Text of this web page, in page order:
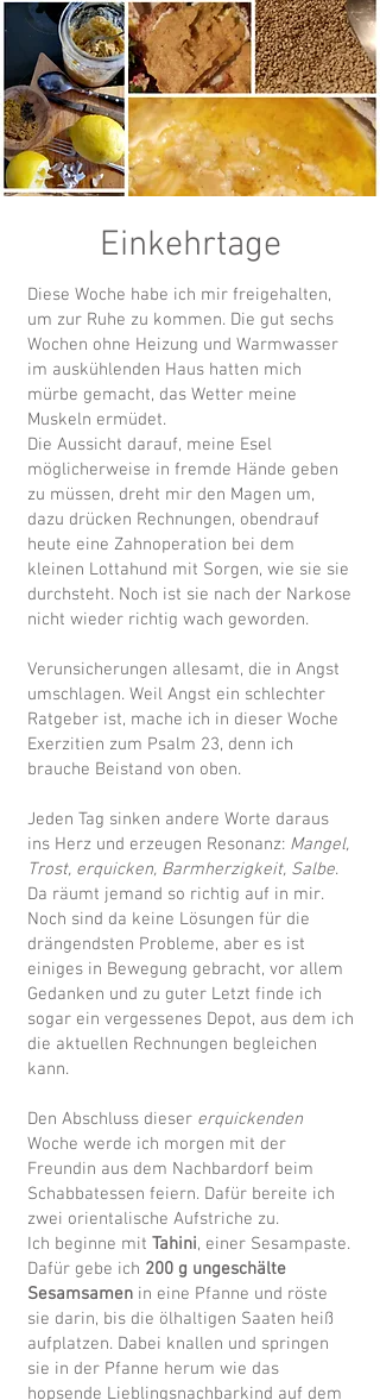
Einkehrtage
Diese Woche habe ich mir freigehalten,
um zur Ruhe zu kommen. Die gut sechs
Wochen ohne Heizung und Warmwasser
im auskühlenden Haus hatten mich
mürbe gemacht, das Wetter meine
Muskeln ermüdet.
Die Aussicht darauf, meine Esel
möglicherweise in fremde Hände geben
zu müssen, dreht mir den Magen um,
dazu drücken Rechnungen, obendrauf
heute eine Zahnoperation bei dem
kleinen Lottahund mit Sorgen, wie sie sie
durchsteht. Noch ist sie nach der Narkose
nicht wieder richtig wach geworden.
Verunsicherungen allesamt, die in Angst
umschlagen. Weil Angst ein schlechter
Ratgeber ist, mache ich in dieser Woche
Exerzitien zum Psalm 23, denn ich
brauche Beistand von oben.
Jeden Tag sinken andere Worte daraus
ins Herz und erzeugen Resonanz: Mangel,
Trost, erquicken, Barmherzigkeit, Salbe.
Da räumt jemand so richtig auf in mir.
Noch sind da keine Lösungen für die
drängendsten Probleme, aber es ist
einiges in Bewegung gebracht, vor allem
Gedanken und zu guter Letzt finde ich
sogar ein vergessenes Depot, aus dem ich
die aktuellen Rechnungen begleichen
kann.
Den Abschluss dieser erquickenden
Woche werde ich morgen mit der
Freundin aus dem Nachbardorf beim
Schabbatessen feiern. Dafür bereite ich
zwei orientalische Aufstriche zu.
Ich beginne mit Tahini, einer Sesampaste.
Dafür gebe ich 200 g ungeschälte
Sesamsamen in eine Pfanne und röste
sie darin, bis die ölhaltigen Saaten heiß
aufplatzen. Dabei knallen und springen
sie in der Pfanne herum wie das
hopsende Lieblingsnachbarkind auf dem